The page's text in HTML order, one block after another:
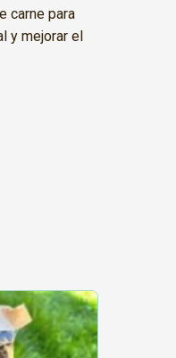
carne para
y mejorar el